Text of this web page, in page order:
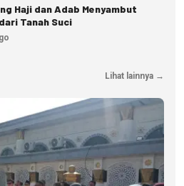
Haji dan Adab Menyambut
Tanah Suci
Lihat lainnya →